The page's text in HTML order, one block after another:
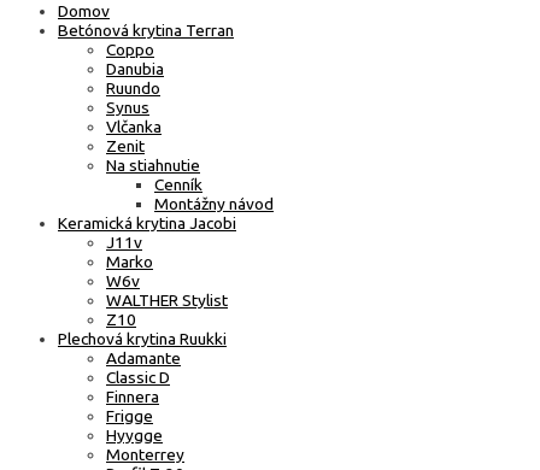
Domov
Betónová krytina Terran
Coppo
Danubia
Ruundo
Synus
Vlčanka
Zenit
Na stiahnutie
Cenník
Montážny návod
Keramická krytina Jacobi
J11v
Marko
W6v
WALTHER Stylist
Z10
Plechová krytina Ruukki
Adamante
Classic D
Finnera
Frigge
Hyygge
Monterrey